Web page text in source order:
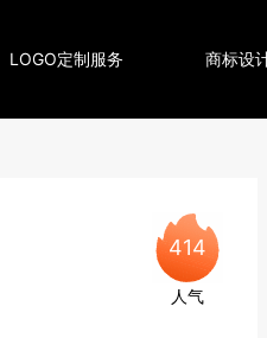
LOGO定制服务 商标设
414
人气